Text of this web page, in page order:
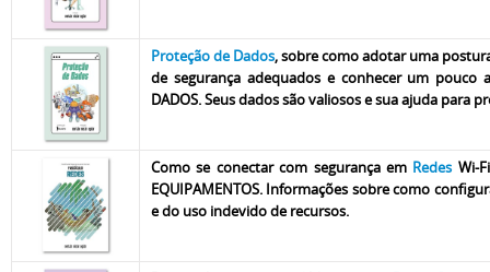
Proteção de Dados, sobre como adotar uma
de segurança adequados e conhecer um pouco
DADOS. Seus dados são valiosos e sua ajuda para
Como se conectar com segurança em Redes Wi-
EQUIPAMENTOS. Informações sobre como
e do uso indevido de recursos.